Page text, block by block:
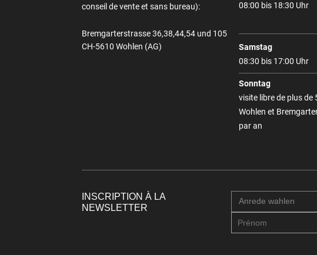
conseil de vente et sans bureau):
Bremgarterstrasse 36,38,44,54 und 105
CH-5610 Wohlen (AG)
08:00 bis 18:30 Uhr
Samstag
08:30 bis 17:00 Uhr
Sonntag
visite libre de plus de
Wohlen et
par an
INSCRIPTION À LA
NEWSLETTER
Anrede wahlen